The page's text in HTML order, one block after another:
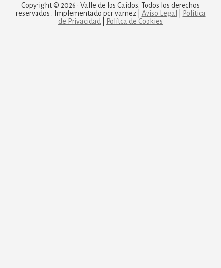
Copyright © 2026 · Valle de los Caídos. Todos los derechos
reservados . Implementado por vamez | Aviso Legal
Política
de Privacidad
Polítca de Cookies